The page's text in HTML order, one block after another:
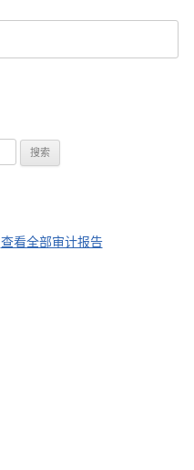
查看全部审计报告